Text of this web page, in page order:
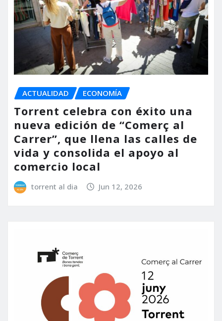
ACTUALIDAD ECONOMÍA
Torrent celebra con éxito una
nueva edición de “Comerç al
Carrer”, que llena las calles de
vida y consolida el apoyo al
comercio local
torrent al dia Jun 12, 2026